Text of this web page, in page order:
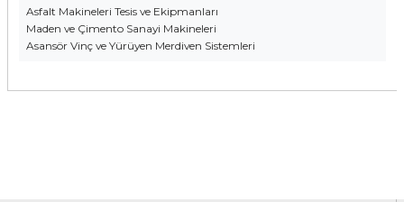
Asfalt Makineleri Tesis ve Ekipmanları
Maden ve Çimento Sanayi Makineleri
Asansör Vinç ve Yürüyen Merdiven Sistemleri